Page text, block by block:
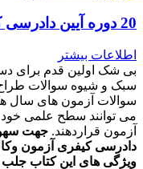
20 دوره آیین دادرسی کیفری آزمون وکالت – چتردانش
اطلاعات بیشتر
بی شک اولین قدم برای
سبک و شیوه سوالات طراح
سوالات آزمون های سال
می توانند سطح علمی خود
آزمون قراردهند.
دادرسی کیفری آزمون
ویژگی های این کتاب جلب